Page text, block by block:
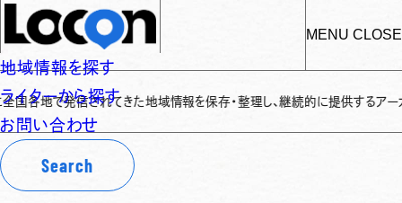
MENU CLOSE
地域情報を探す
ライターから探す
お問い合わせ
Search
発信されてきた地域情報を保存・整理し、継続的に提供するアーカイブサイ